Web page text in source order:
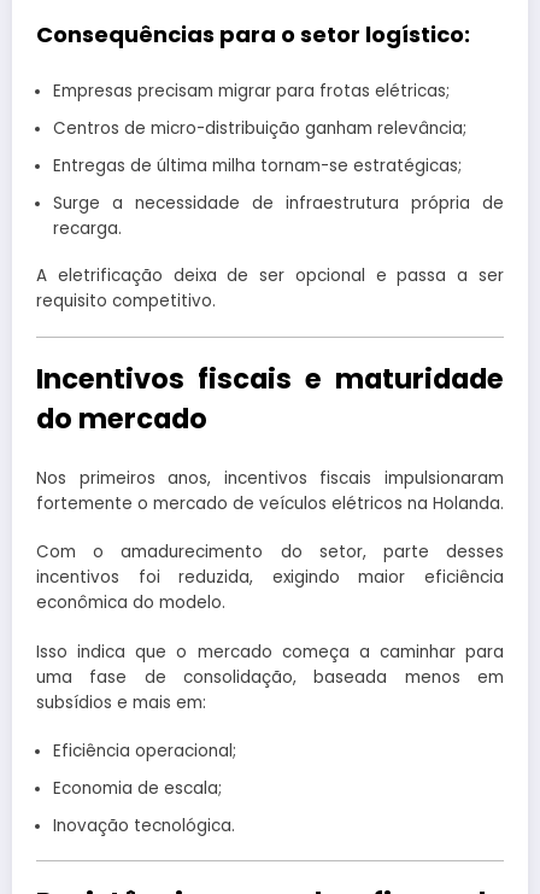
Consequências para o setor logístico:
Empresas precisam migrar para frotas elétricas;
Centros de micro-distribuição ganham relevância;
Entregas de última milha tornam-se estratégicas;
Surge a necessidade de infraestrutura própria de
recarga.
A eletrificação deixa de ser opcional e passa a ser
requisito competitivo.
Incentivos fiscais e maturidade
do mercado
Nos primeiros anos, incentivos fiscais impulsionaram
fortemente o mercado de veículos elétricos na Holanda.
Com o amadurecimento do setor, parte desses
incentivos foi reduzida, exigindo maior eficiência
econômica do modelo.
Isso indica que o mercado começa a caminhar para
uma fase de consolidação, baseada menos em
subsídios e mais em:
Eficiência operacional;
Economia de escala;
Inovação tecnológica.